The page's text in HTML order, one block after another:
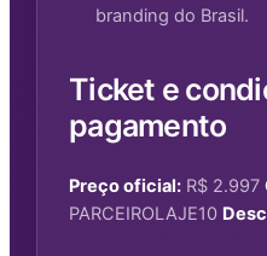
branding do Brasil.
Ticket e
pagamento
Preço oficial: R$ 2.997
PARCEIROLAJE10